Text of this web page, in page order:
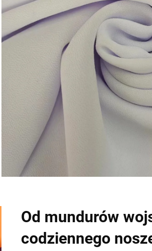
Od mundurów
codziennego